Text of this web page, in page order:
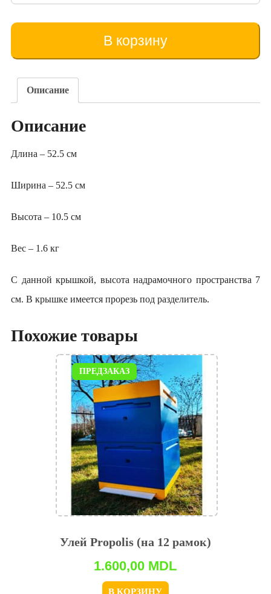
товара
Capac
12
В корзину
Описание
Описание
Длина – 52.5 см
Ширина – 52.5 см
Высота – 10.5 см
Вес – 1.6 кг
С данной крышкой, высота надрамочного пространства 7
см. В крышке имеется прорезь под разделитель.
Похожие товары
Улей Propolis (на 12 рамок)
1.600,00 MDL
В КОРЗИНУ
ПРЕДЗАКАЗ